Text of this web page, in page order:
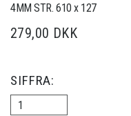
4MM STR. 610 x 127
279,00 DKK
SIFFRA: